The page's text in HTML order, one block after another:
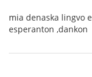
mia denaska lingvo
esperanton ,dankon